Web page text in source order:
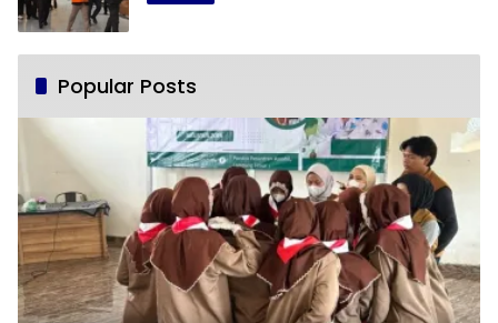
Popular Posts